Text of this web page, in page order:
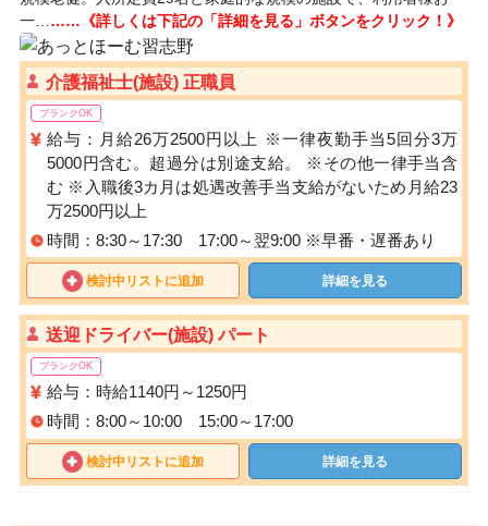
一… ……《詳しくは下記の「詳細を見る」ボタンをクリック！》
介護福祉士(施設) 正職員
ブランクOK
給与：月給26万2500円以上 ※一律夜勤手当5回分3万
5000円含む。超過分は別途支給。 ※その他一律手当含
む ※入職後3カ月は処遇改善手当支給がないため月給23
万2500円以上
時間：8:30～17:30 17:00～翌9:00 ※早番・遅番あり
検討中リストに追加 詳細を見る
送迎ドライバー(施設) パート
ブランクOK
給与：時給1140円～1250円
時間：8:00～10:00 15:00～17:00
検討中リストに追加 詳細を見る